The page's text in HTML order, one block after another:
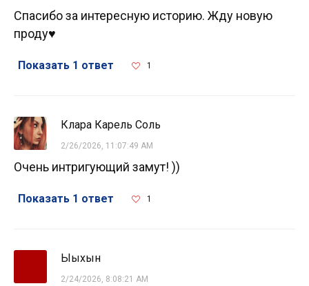
Спасибо за интересную историю. Жду новую
проду♥️
Показать 1 ответ 1
Клара Карель Соль
2/26/2026, 11:07:49 AM
Очень интригующий замут! ))
Показать 1 ответ 1
Ыыхын
2/24/2026, 8:08:21 AM